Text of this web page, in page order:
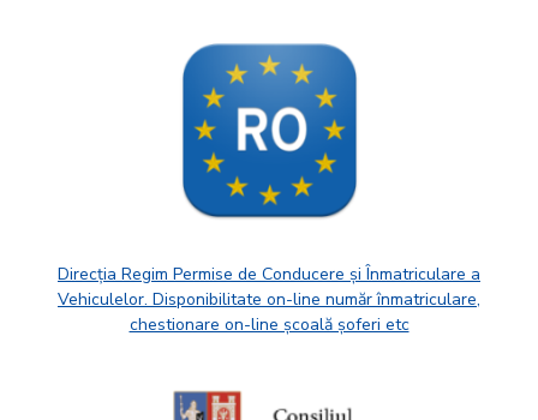
Direcția Regim Permise de Conducere și Înmatriculare a
Vehiculelor. Disponibilitate on-line număr înmatriculare,
chestionare on-line școală șoferi etc